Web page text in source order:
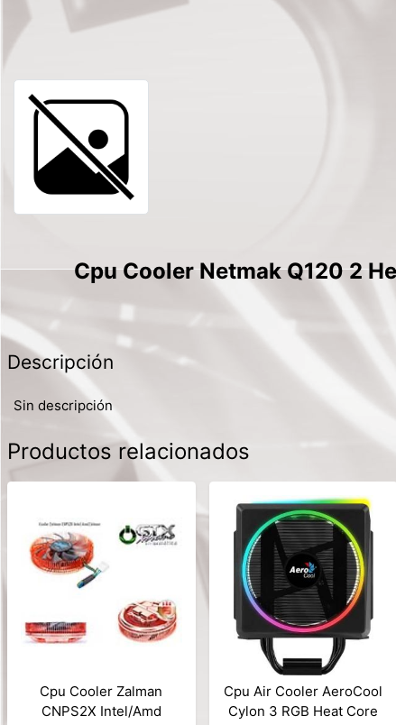
Cpu Cooler Netmak Q120 2
Descripción
Sin descripción
Productos relacionados
Cpu Cooler Zalman
CNPS2X Intel/Amd
Cpu Air Cooler AeroCool
Cylon 3 RGB Heat Core